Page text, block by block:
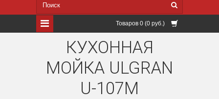
Товаров 0 (0 руб.)
КУХОННАЯ
МОЙКА ULGRAN
U-107M